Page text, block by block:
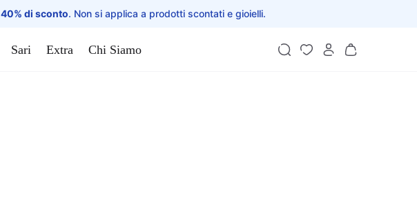
40% di sconto. Non si applica a prodotti scontati e gioielli.
Sari Extra Chi Siamo